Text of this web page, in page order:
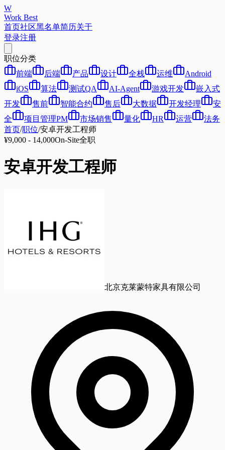
W
Work Best
首页社区黑名单简历关于
登录注册
职位分类
前端
后端 产品 设计 全栈 运维
Android
iOS
算法 测试QA AI-Agent 游戏开发
嵌入式
开发
售前 智能合约 售后 大数据 开发经理
安
全
项目管理PM 市场销售 量化 HR 运营
法务
首页/职位/安卓开发工程师
¥9,000 - 14,000On-Site全职
安卓开发工程师
北京克莱蒙特家具有限公司